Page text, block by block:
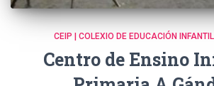
CEIP | COLEXIO DE EDUCACIÓN
Centro de Ensino